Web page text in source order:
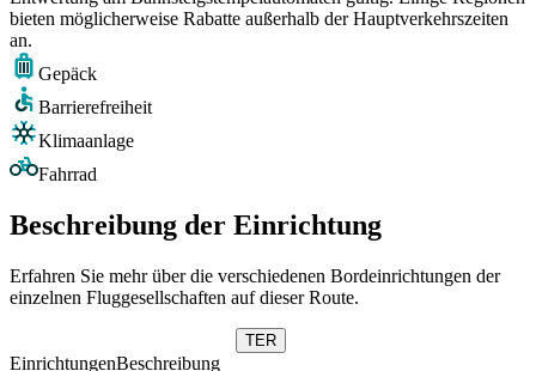
bieten möglicherweise Rabatte außerhalb der Hauptverkehrszeiten
an.
Gepäck
Barrierefreiheit
Klimaanlage
Fahrrad
Beschreibung der Einrichtung
Erfahren Sie mehr über die verschiedenen Bordeinrichtungen der
einzelnen Fluggesellschaften auf dieser Route.
TER
EinrichtungenBeschreibung